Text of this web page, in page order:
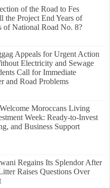
of the Road to Fes
Project End Years of
of National Road No. 8?
Appeals for Urgent Action
Electricity and Sewage
Call for Immediate
and Road Problems
Moroccans Living
Week: Ready-to-Invest
and Business Support
Regains Its Splendor After
Raises Questions Over